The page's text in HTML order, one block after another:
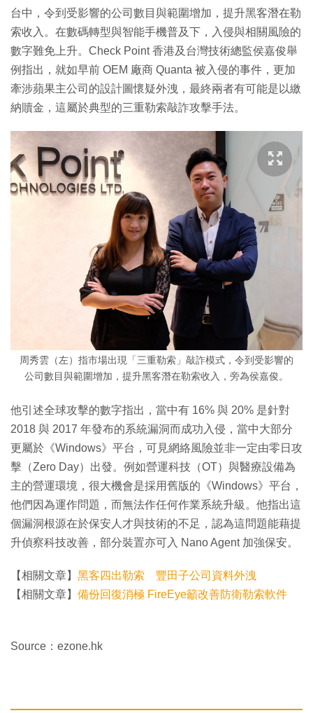
台中，令到受影響的公司數目與範圍增加，提升黑客潛在勒
索收入。在數碼轉型與智能手機普及下，入侵與相關風險的
數字難免上升。Check Point 香港及台灣技術總監侯嘉俊舉
例指出，就如早前 OEM 廠商 Quanta 被入侵的事件，更加
牽涉蘋果主公司的設計圖懷疑外洩，最終兩者有可能是以繳
納贖金，這屬於典型的三重勒索敲詐攻擊手法。
周秀雲（左）指市場出現「三重勒索」敲詐模式，令到受影響的
公司數目與範圍增加，提升黑客潛在勒索收入，旁為侯嘉俊。
他引述全球攻擊的數字指出，當中有 16% 與 20% 是針對
2018 與 2017 年發布的系統漏洞而成功入侵，當中大部分
更屬於《Windows》平台，可見網絡風險並非一定由零日攻
擊（Zero Day）出發。例如營運科技（OT）與醫療設備為
主的營運環境，很大機會是採用舊版的《Windows》平台，
他們因為運作問題，而無法作任何作業系統升級。他指出這
個漏洞根源在於保安人才與技術的不足，認為這問題能藉提
升偵察科技改善，部分裝置亦可入 Nano Agent 加強保安。
【相關文章】 黑客四出勒索 豐田子公司資料外洩
【相關文章】 備份回復消極 FireEye籲改善防衛勒索軟件
Source：ezone.hk